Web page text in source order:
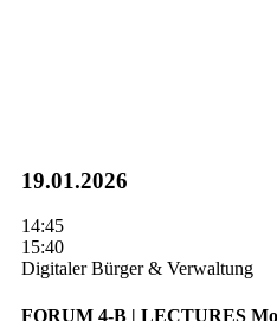
19.01.2026
14:45
15:40
Digitaler Bürger & Verwaltung
FORUM 4-B | LECTURES